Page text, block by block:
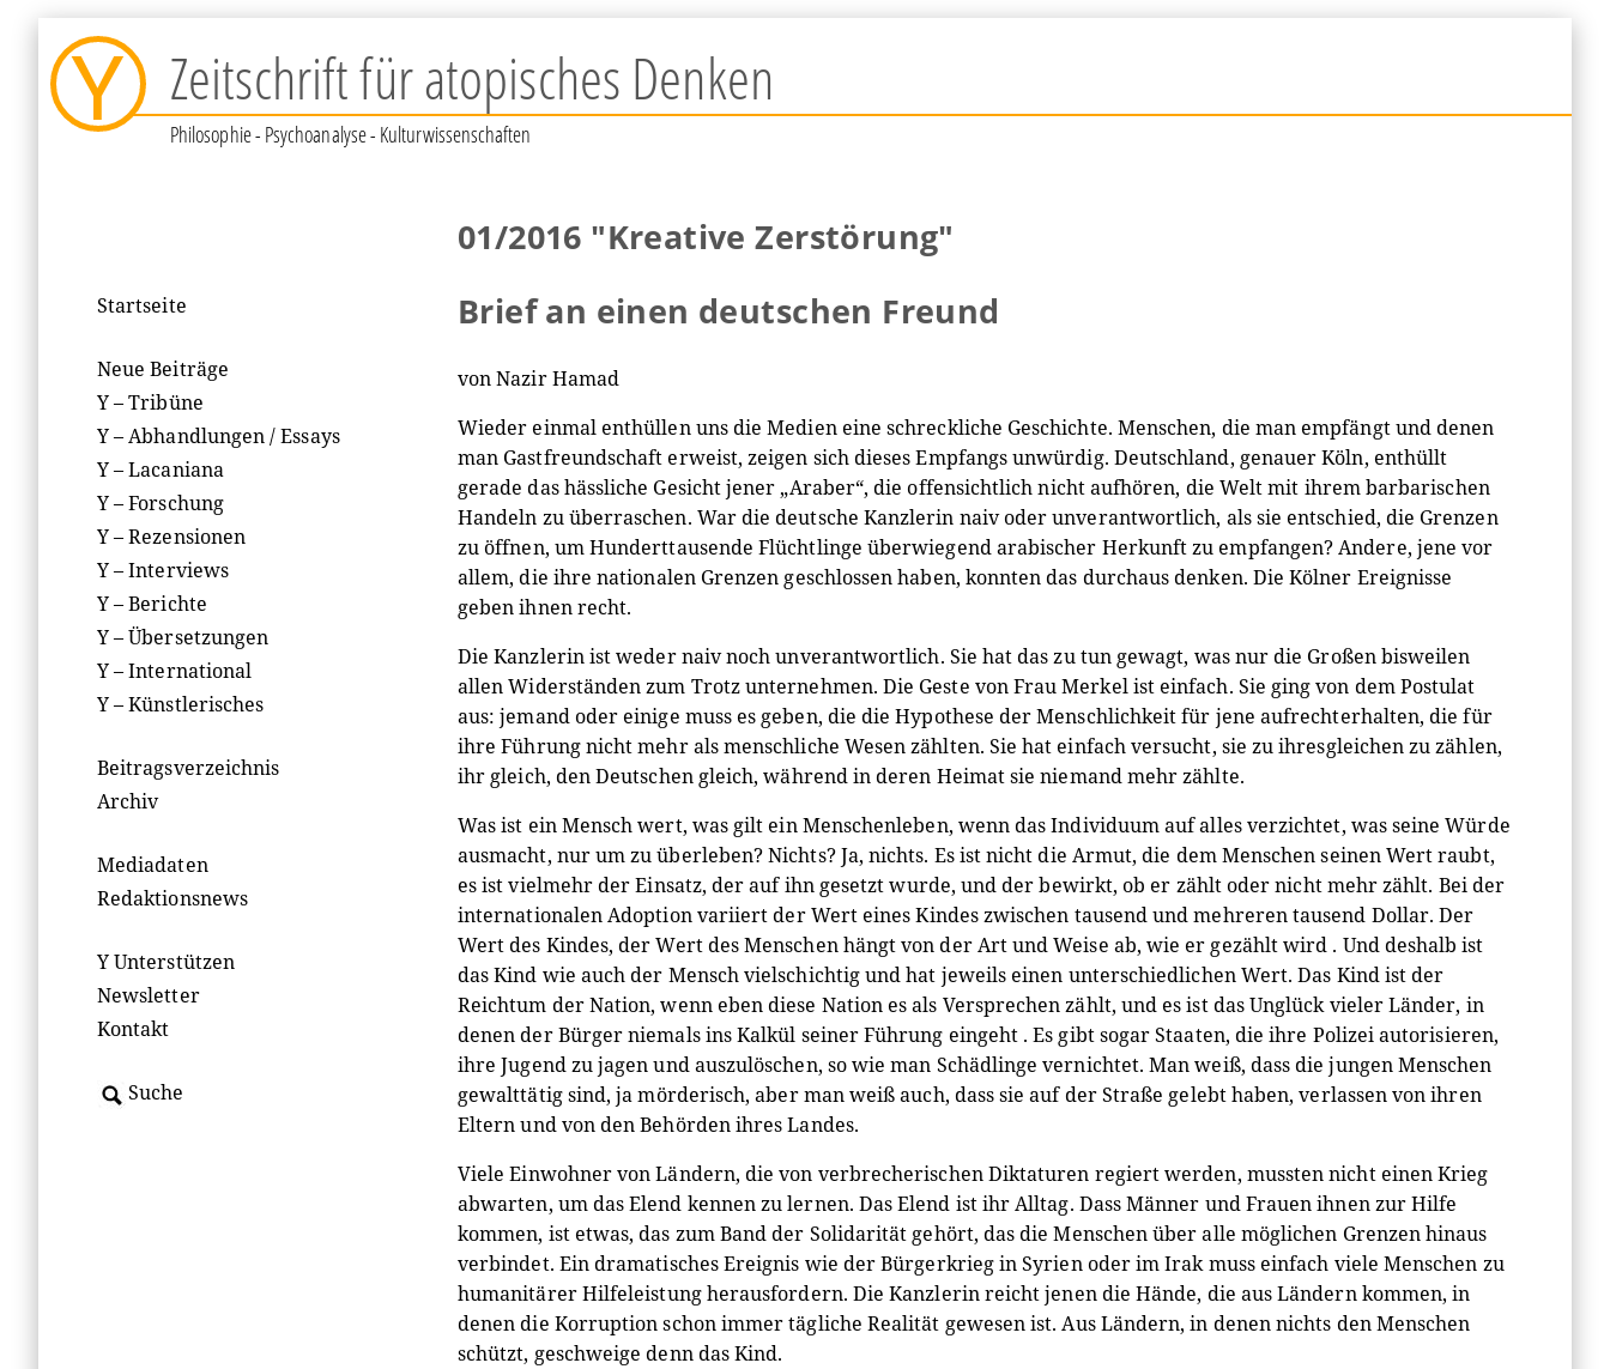
Y Zeitschrift für atopisches Denken
Philosophie - Psychoanalyse - Kulturwissenschaften
Startseite
Neue Beiträge
Y – Tribüne
Y – Abhandlungen / Essays
Y – Lacaniana
Y – Forschung
Y – Rezensionen
Y – Interviews
Y – Berichte
Y – Übersetzungen
Y – International
Y – Künstlerisches
Beitragsverzeichnis
Archiv
Mediadaten
Redaktionsnews
Y Unterstützen
Newsletter
Kontakt
Suche
01/2016 "Kreative Zerstörung"
Brief an einen deutschen Freund
von Nazir Hamad
Wieder einmal enthüllen uns die Medien eine schreckliche Geschichte. Menschen, die man empfängt und denen
man Gastfreundschaft erweist, zeigen sich dieses Empfangs unwürdig. Deutschland, genauer Köln, enthüllt
gerade das hässliche Gesicht jener „Araber“, die offensichtlich nicht aufhören, die Welt mit ihrem barbarischen
Handeln zu überraschen. War die deutsche Kanzlerin naiv oder unverantwortlich, als sie entschied, die Grenzen
zu öffnen, um Hunderttausende Flüchtlinge überwiegend arabischer Herkunft zu empfangen? Andere, jene vor
allem, die ihre nationalen Grenzen geschlossen haben, konnten das durchaus denken. Die Kölner Ereignisse
geben ihnen recht.
Die Kanzlerin ist weder naiv noch unverantwortlich. Sie hat das zu tun gewagt, was nur die Großen bisweilen
allen Widerständen zum Trotz unternehmen. Die Geste von Frau Merkel ist einfach. Sie ging von dem Postulat
aus: jemand oder einige muss es geben, die die Hypothese der Menschlichkeit für jene aufrechterhalten, die für
ihre Führung nicht mehr als menschliche Wesen zählten. Sie hat einfach versucht, sie zu ihresgleichen zu zählen,
ihr gleich, den Deutschen gleich, während in deren Heimat sie niemand mehr zählte.
Was ist ein Mensch wert, was gilt ein Menschenleben, wenn das Individuum auf alles verzichtet, was seine Würde
ausmacht, nur um zu überleben? Nichts? Ja, nichts. Es ist nicht die Armut, die dem Menschen seinen Wert raubt,
es ist vielmehr der Einsatz, der auf ihn gesetzt wurde, und der bewirkt, ob er zählt oder nicht mehr zählt. Bei der
internationalen Adoption variiert der Wert eines Kindes zwischen tausend und mehreren tausend Dollar. Der
Wert des Kindes, der Wert des Menschen hängt von der Art und Weise ab, wie er gezählt wird . Und deshalb ist
das Kind wie auch der Mensch vielschichtig und hat jeweils einen unterschiedlichen Wert. Das Kind ist der
Reichtum der Nation, wenn eben diese Nation es als Versprechen zählt, und es ist das Unglück vieler Länder, in
denen der Bürger niemals ins Kalkül seiner Führung eingeht . Es gibt sogar Staaten, die ihre Polizei autorisieren,
ihre Jugend zu jagen und auszulöschen, so wie man Schädlinge vernichtet. Man weiß, dass die jungen Menschen
gewalttätig sind, ja mörderisch, aber man weiß auch, dass sie auf der Straße gelebt haben, verlassen von ihren
Eltern und von den Behörden ihres Landes.
Viele Einwohner von Ländern, die von verbrecherischen Diktaturen regiert werden, mussten nicht einen Krieg
abwarten, um das Elend kennen zu lernen. Das Elend ist ihr Alltag. Dass Männer und Frauen ihnen zur Hilfe
kommen, ist etwas, das zum Band der Solidarität gehört, das die Menschen über alle möglichen Grenzen hinaus
verbindet. Ein dramatisches Ereignis wie der Bürgerkrieg in Syrien oder im Irak muss einfach viele Menschen zu
humanitärer Hilfeleistung herausfordern. Die Kanzlerin reicht jenen die Hände, die aus Ländern kommen, in
denen die Korruption schon immer tägliche Realität gewesen ist. Aus Ländern, in denen nichts den Menschen
schützt, geschweige denn das Kind.